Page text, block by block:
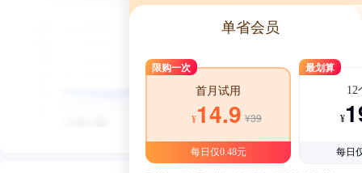
单省会员
限购一次
首月试用
¥14.9 ¥39
每日仅0.48元
最划算
12
¥
每日